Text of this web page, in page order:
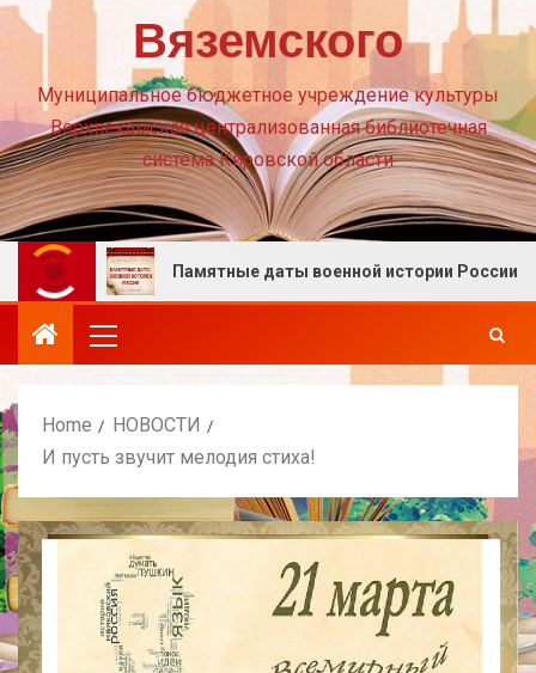
Вяземского
Муниципальное бюджетное учреждение культуры
Верхнекамская централизованная библиотечная
система Кировской области
Памятные даты военной истории России. Август
Home
НОВОСТИ
И пусть звучит мелодия стиха!